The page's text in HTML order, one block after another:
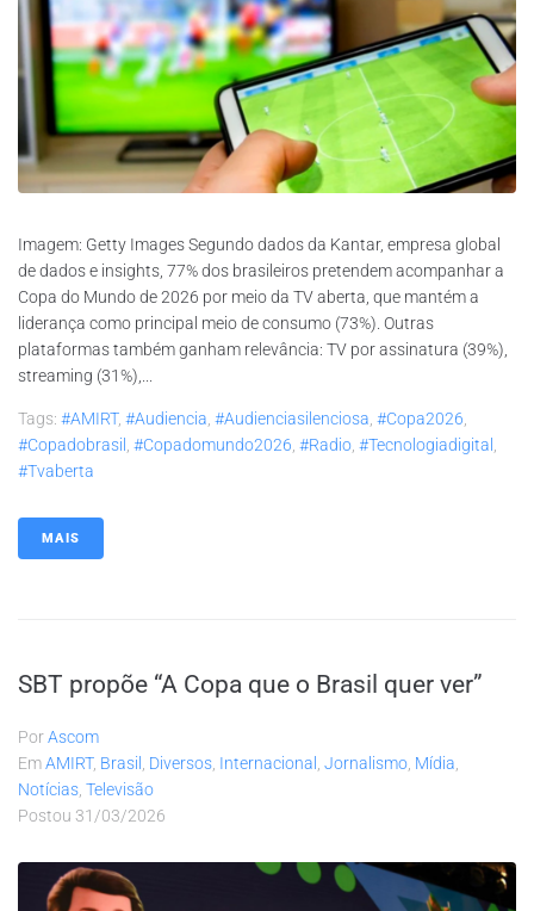
Imagem: Getty Images Segundo dados da Kantar, empresa global
de dados e insights, 77% dos brasileiros pretendem acompanhar a
Copa do Mundo de 2026 por meio da TV aberta, que mantém a
liderança como principal meio de consumo (73%). Outras
plataformas também ganham relevância: TV por assinatura (39%),
streaming (31%),...
Tags: #AMIRT, #audiencia #audienciasilenciosa #copa2026
#copadobrasil #copadomundo2026 #radio #tecnologiadigital
#tvaberta
MAIS
SBT propõe “A Copa que o Brasil quer ver”
PorAscom
EmAMIRT, Brasil Diversos Internacional Jornalismo Mídia
Notícias Televisão
Postou 31/03/2026